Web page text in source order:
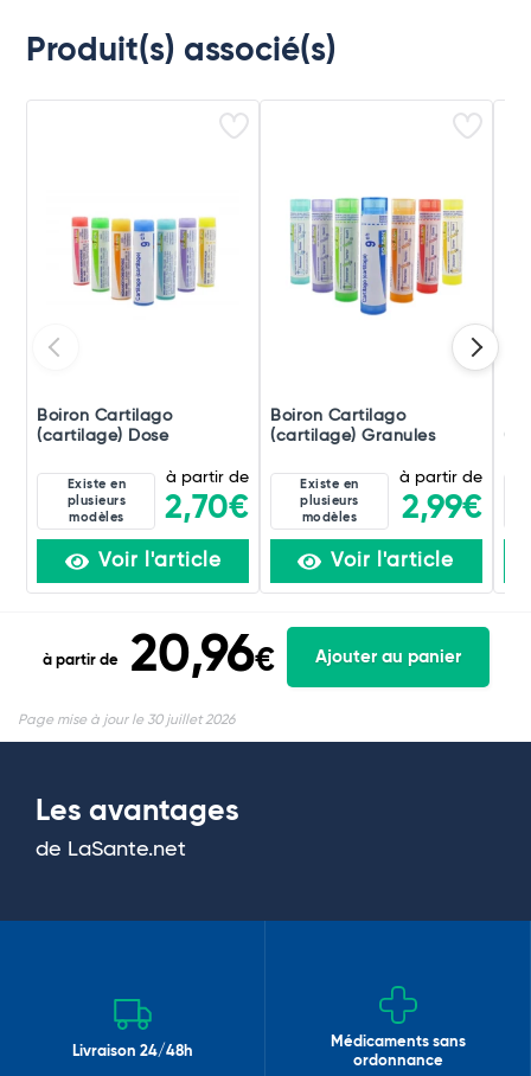
Produit(s) associé(s)
Boiron Cartilago
(cartilage) Dose
Existe en
plusieurs
modèles
à partir de
2,70€
Voir l'article
Boiron Cartilago
(cartilage) Granules
Existe en
plusieurs
modèles
à partir de
2,99€
Voir l'article
à partir de 20,96€ Ajouter au panier
Page mise à jour le 30 juillet 2026
Les avantages
de LaSante.net
Livraison 24/48h
Médicaments sans
ordonnance